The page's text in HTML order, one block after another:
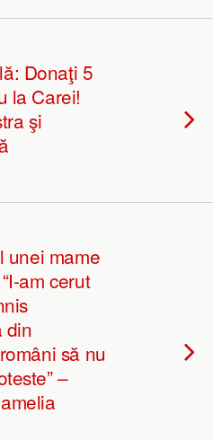
Donaţi 5
la Carei!
şi
unei mame
am cerut
din
să nu
–